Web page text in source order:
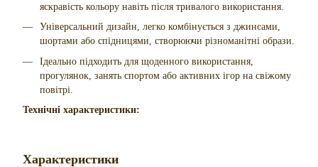
яскравість кольору навіть після тривалого використання.
Універсальний дизайн, легко комбінується з джинсами,
шортами або спідницями, створюючи різноманітні образи.
Ідеально підходить для щоденного використання,
прогулянок, занять спортом або активних ігор на свіжому
повітрі.
Технічні характеристики:
Характеристики